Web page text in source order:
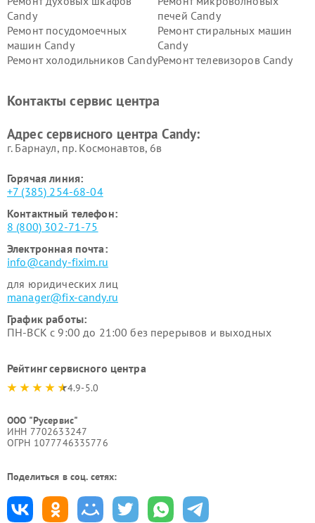
Candy
печей Candy
Ремонт посудомоечных
машин Candy
Ремонт стиральных машин
Candy
Ремонт холодильников CandyРемонт телевизоров Candy
Контакты сервис центра
Адрес сервисного центра Candy:
г. Барнаул, ​пр. Космонавтов, 6в
Горячая линия:
+7 (385) 254-68-04
Контактный телефон:
8 (800) 302-71-75
Электронная почта:
info@candy-fixim.ru
для юридических лиц
manager@fix-candy.ru
График работы:
ПН-ВСК с 9:00 до 21:00 без перерывов и выходных
Рейтинг сервисного центра
4.9-5.0
ООО "Русервис"
ИНН 7702633247
ОГРН 1077746335776
Поделиться в соц. сетях: